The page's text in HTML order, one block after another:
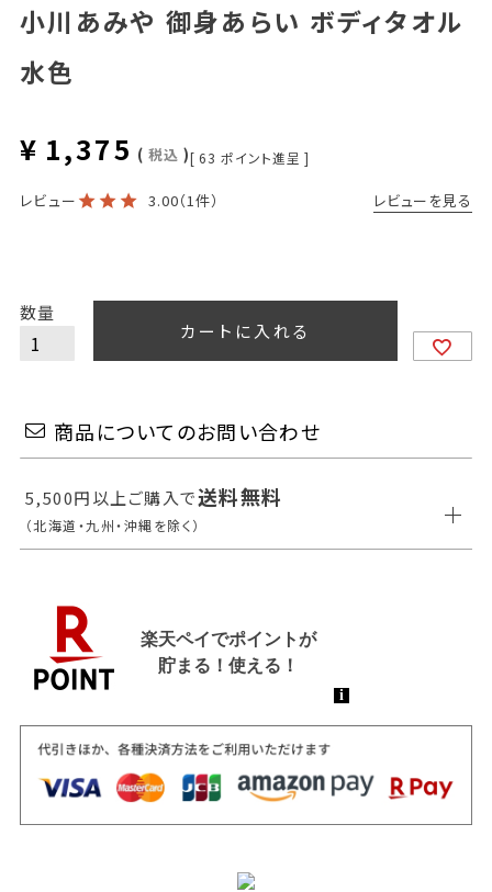
小川あみや 御身あらい ボディタオル
水色
¥ 1,375 税込 [ 63 ポイント進呈 ]
レビュー 3.00（1件） レビューを見る
カートに入れる
商品についてのお問い合わせ
5,500円以上ご購入で送料無料
（北海道・九州・沖縄を除く）